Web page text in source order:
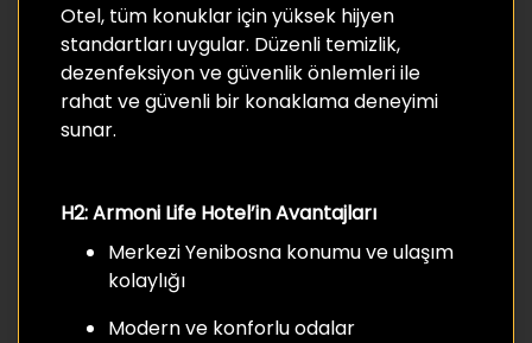
Otel, tüm konuklar için yüksek hijyen
standartları uygular. Düzenli temizlik,
dezenfeksiyon ve güvenlik önlemleri ile
rahat ve güvenli bir konaklama deneyimi
sunar.
H2: Armoni Life Hotel’in Avantajları
Merkezi Yenibosna konumu ve ulaşım
kolaylığı
Modern ve konforlu odalar